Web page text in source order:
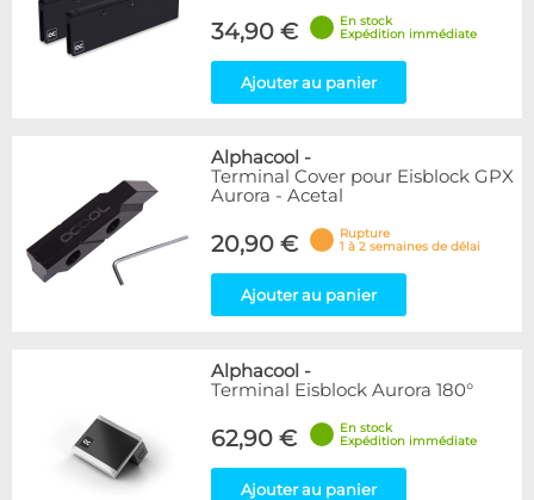
34,90 €
En stock
Expédition immédiate
Ajouter au panier
Alphacool -
Terminal Cover pour Eisblock GPX
Aurora - Acetal
20,90 €
Rupture
1 à 2 semaines de délai
Ajouter au panier
Alphacool -
Terminal Eisblock Aurora 180°
62,90 €
En stock
Expédition immédiate
Ajouter au panier